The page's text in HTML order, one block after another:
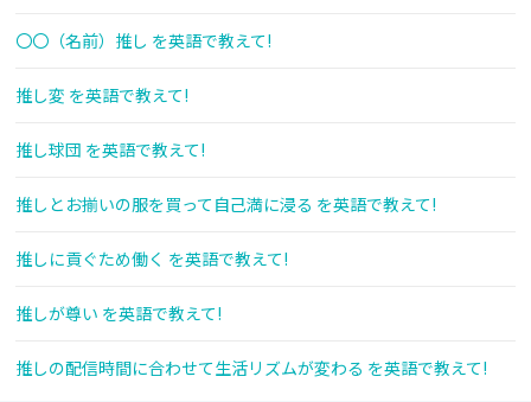
〇〇（名前）推し を英語で教えて!
推し変 を英語で教えて!
推し球団 を英語で教えて!
推しとお揃いの服を買って自己満に浸る を英語で教えて!
推しに貢ぐため働く を英語で教えて!
推しが尊い を英語で教えて!
推しの配信時間に合わせて生活リズムが変わる を英語で教えて!